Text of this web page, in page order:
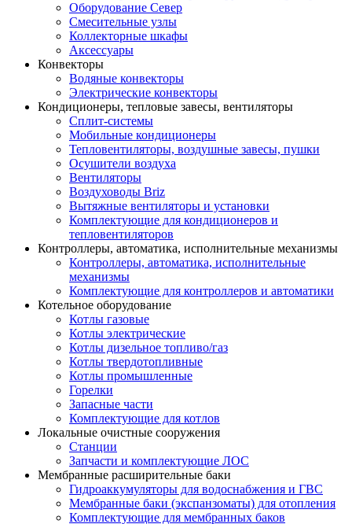
Оборудование Север
Смесительные узлы
Коллекторные шкафы
Аксессуары
Конвекторы
Водяные конвекторы
Электрические конвекторы
Кондиционеры, тепловые завесы, вентиляторы
Сплит-системы
Мобильные кондиционеры
Тепловентиляторы, воздушные завесы, пушки
Осушители воздуха
Вентиляторы
Воздуховоды Briz
Вытяжные вентиляторы и установки
Комплектующие для кондиционеров и
тепловентиляторов
Контроллеры, автоматика, исполнительные механизмы
Контроллеры, автоматика, исполнительные
механизмы
Комплектующие для контроллеров и автоматики
Котельное оборудование
Котлы газовые
Котлы электрические
Котлы дизельное топливо/газ
Котлы твердотопливные
Котлы промышленные
Горелки
Запасные части
Комплектующие для котлов
Локальные очистные сооружения
Станции
Запчасти и комплектующие ЛОС
Мембранные расширительные баки
Гидроаккумуляторы для водоснабжения и ГВС
Мембранные баки (экспанзоматы) для отопления
Комплектующие для мембранных баков